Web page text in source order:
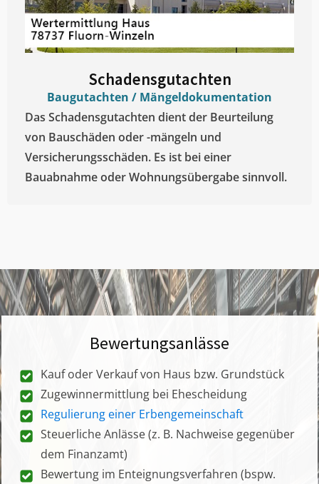
Schadensgutachten
Baugutachten / Mängeldokumentation
Das Schadensgutachten dient der Beurteilung
von Bauschäden oder -mängeln und
Versicherungsschäden. Es ist bei einer
Bauabnahme oder Wohnungsübergabe sinnvoll.
Bewertungsanlässe
Kauf oder Verkauf von Haus bzw. Grundstück
Zugewinnermittlung bei Ehescheidung
Regulierung einer Erbengemeinschaft
Steuerliche Anlässe (z. B. Nachweise gegenüber
dem Finanzamt)
Bewertung im Enteignungsverfahren (bspw.